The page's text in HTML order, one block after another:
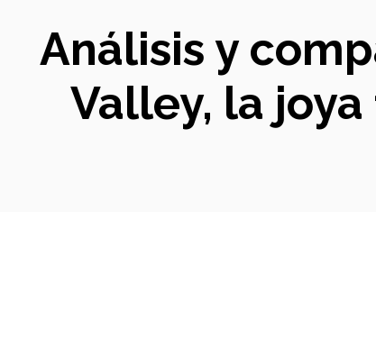
Análisis y
Valley, la